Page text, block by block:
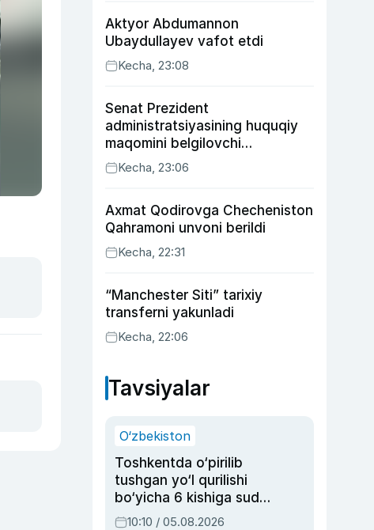
Aktyor Abdu­mannon
Ubaydullayev vafot etdi
Kecha, 23:08
Senat Prezident
administratsiyasining huquqiy
maqomini belgilovchi
konstitutsiyaviy qonunni
ma’qulladi
Kecha, 23:06
Axmat Qodirovga Checheniston
Qahramoni unvoni berildi
Kecha, 22:31
“Manchester Siti” tarixiy
transferni yakunladi
Kecha, 22:06
Tavsiyalar
O‘zbekiston
Toshkentda o‘pirilib
tushgan yo‘l qurilishi
bo‘yicha 6 kishiga sud
hukmi o‘qildi
10:10 / 05.08.2026